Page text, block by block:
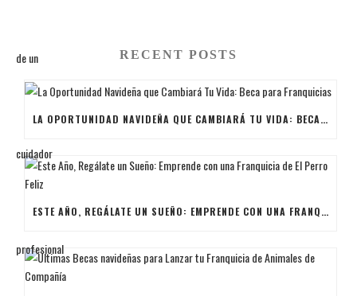
RECENT POSTS
LA OPORTUNIDAD NAVIDEÑA QUE CAMBIARÁ TU VIDA: BECA PARA FRANQUICIAS
ESTE AÑO, REGÁLATE UN SUEÑO: EMPRENDE CON UNA FRANQUICIA DE EL PERRO FELIZ